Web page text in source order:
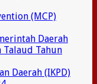
(MCP)
Daerah
Talaud Tahun
Daerah (IKPD)